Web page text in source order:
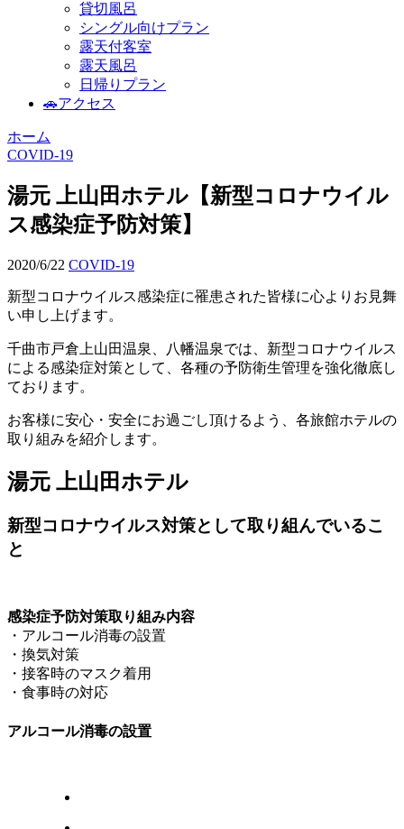
貸切風呂
シングル向けプラン
露天付客室
露天風呂
日帰りプラン
🚗アクセス
ホーム
COVID-19
湯元 上山田ホテル【新型コロナウイル
ス感染症予防対策】
2020/6/22 COVID-19
新型コロナウイルス感染症に罹患された皆様に心よりお見舞
い申し上げます。
千曲市戸倉上山田温泉、八幡温泉では、新型コロナウイルス
による感染症対策として、各種の予防衛生管理を強化徹底し
ております。
お客様に安心・安全にお過ごし頂けるよう、各旅館ホテルの
取り組みを紹介します。
湯元 上山田ホテル
新型コロナウイルス対策として取り組んでいるこ
と
感染症予防対策取り組み内容
・アルコール消毒の設置
・換気対策
・接客時のマスク着用
・食事時の対応
アルコール消毒の設置